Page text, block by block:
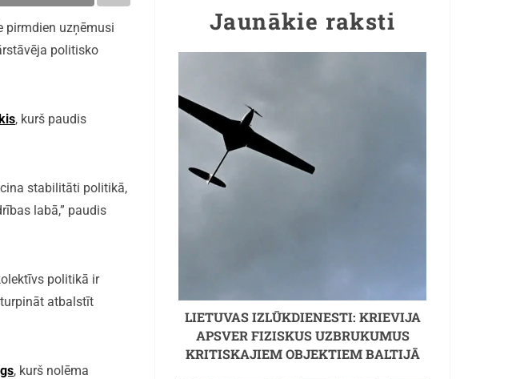
pirmdien uzņēmusi
politisko
, kurš paudis
stabilitāti politikā,
labā,” paudis
politikā ir
atbalstīt
, kurš nolēma
Jaunākie raksti
LIETUVAS IZLŪKDIENESTI: KRIEVIJA
APSVER FIZISKUS UZBRUKUMUS
KRITISKAJIEM OBJEKTIEM BALTIJĀ